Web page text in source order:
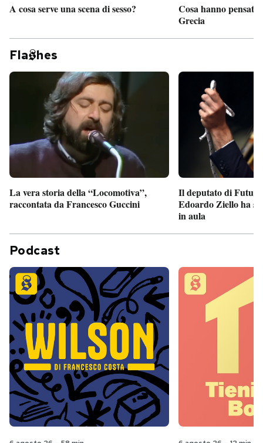
A cosa serve una scena di sesso?
Cosa hanno pensato
Grecia
Fla hes
La vera storia della “Locomotiva”,
raccontata da Francesco Guccini
Il deputato di
Edoardo Ziello ha
in aula
Podcast